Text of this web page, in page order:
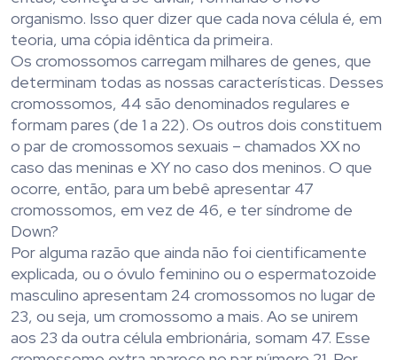
organismo. Isso quer dizer que cada nova célula é, em
teoria, uma cópia idêntica da primeira.
Os cromossomos carregam milhares de genes, que
determinam todas as nossas características. Desses
cromossomos, 44 são denominados regulares e
formam pares (de 1 a 22). Os outros dois constituem
o par de cromossomos sexuais – chamados XX no
caso das meninas e XY no caso dos meninos. O que
ocorre, então, para um bebê apresentar 47
cromossomos, em vez de 46, e ter síndrome de
Down?
Por alguma razão que ainda não foi cientificamente
explicada, ou o óvulo feminino ou o espermatozoide
masculino apresentam 24 cromossomos no lugar de
23, ou seja, um cromossomo a mais. Ao se unirem
aos 23 da outra célula embrionária, somam 47. Esse